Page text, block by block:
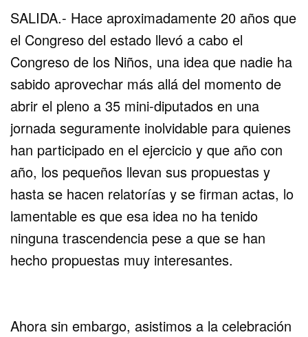
SALIDA.- Hace aproximadamente 20 años que
el Congreso del estado llevó a cabo el
Congreso de los Niños, una idea que nadie ha
sabido aprovechar más allá del momento de
abrir el pleno a 35 mini-diputados en una
jornada seguramente inolvidable para quienes
han participado en el ejercicio y que año con
año, los pequeños llevan sus propuestas y
hasta se hacen relatorías y se firman actas, lo
lamentable es que esa idea no ha tenido
ninguna trascendencia pese a que se han
hecho propuestas muy interesantes.
Ahora sin embargo, asistimos a la celebración